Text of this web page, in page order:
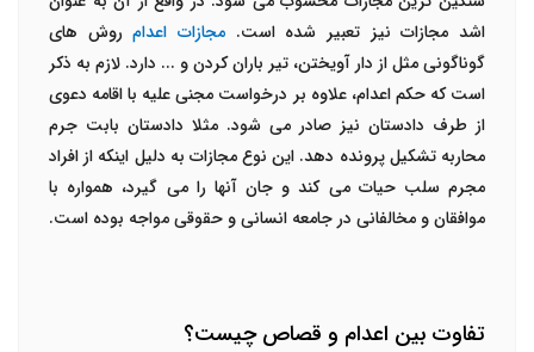
اشد مجازات نیز تعبیر شده است. مجازات اعدامروش های
گوناگونی مثل از دار آویختن، تیر باران کردن و ... دارد. لازم به ذکر
است که حکم اعدام، علاوه بر درخواست مجنی علیه با اقامه دعوی
از طرف دادستان نیز صادر می شود. مثلا دادستان بابت جرم
محاربه تشکیل پرونده دهد. این نوع مجازات به دلیل اینکه از افراد
مجرم سلب حیات می کند و جان آنها را می گیرد، همواره با
موافقان و مخالفانی در جامعه انسانی و حقوقی مواجه بوده است.
تفاوت بین اعدام و قصاص چیست؟